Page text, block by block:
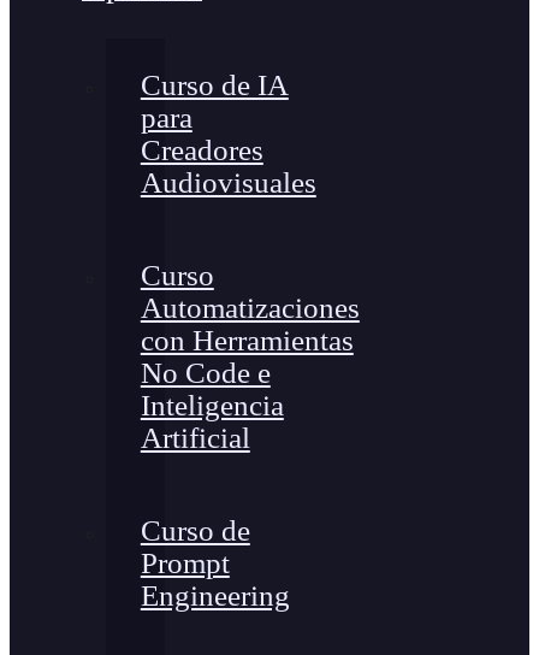
Curso de IA
para
Creadores
Audiovisuales
Curso
Automatizaciones
con Herramientas
No Code e
Inteligencia
Artificial
Curso de
Prompt
Engineering